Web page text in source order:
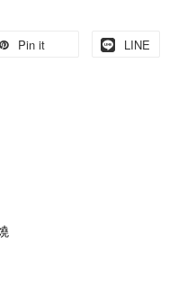
Pin it LINE